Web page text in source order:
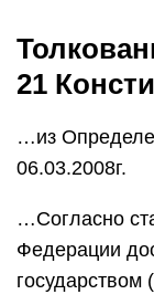
21
…из
06.03.2008г.
…Согласно
Федерации
государством